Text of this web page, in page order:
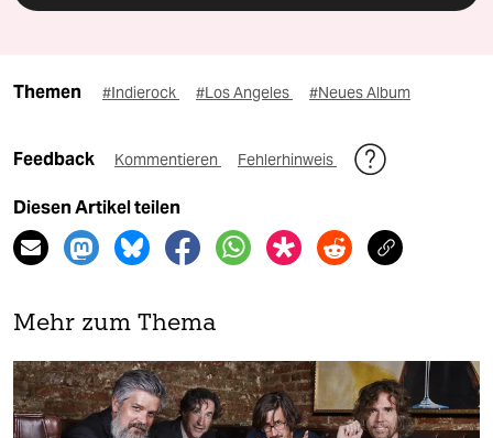
Themen #Indierock #Los Angeles #Neues Album
Feedback Kommentieren Fehlerhinweis
Diesen Artikel teilen
Mehr zum Thema